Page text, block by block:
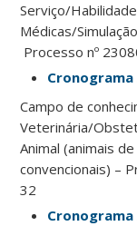
Serviço/
Médicas/
Processo nº
Campo de
Veterinária/
Animal (animais
convencionais) –
32